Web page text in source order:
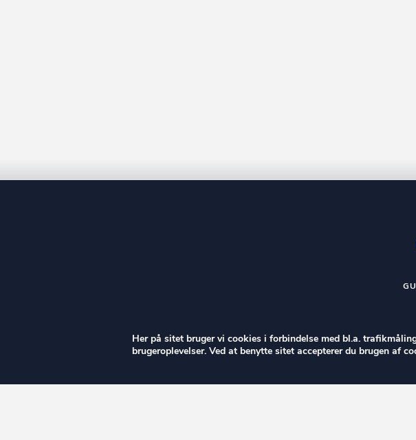
Her på sitet bruger vi cookies i forbindelse med bl.a.
brugeroplevelser. Ved at benytte sitet accepterer du brugen af